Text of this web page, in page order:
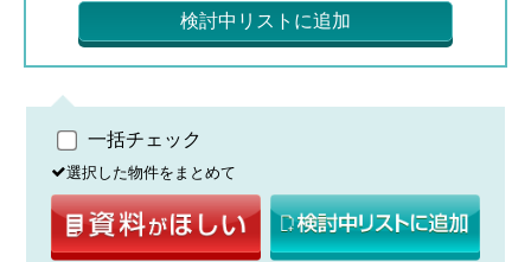
検討中リストに追加
一括チェック
選択した物件をまとめて